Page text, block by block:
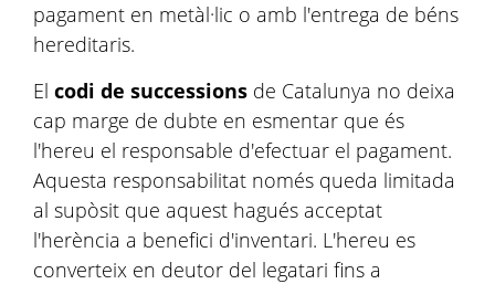
pagament en metàl·lic o amb l'entrega de béns
hereditaris.
El codi de successions de Catalunya no deixa
cap marge de dubte en esmentar que és
l'hereu el responsable d'efectuar el pagament.
Aquesta responsabilitat només queda limitada
al supòsit que aquest hagués acceptat
l'herència a benefici d'inventari. L'hereu es
converteix en deutor del legatari fins a